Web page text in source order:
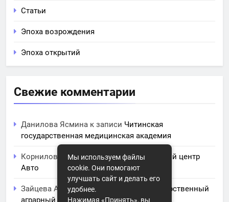
Статьи
Эпоха возрождения
Эпоха открытий
Свежие комментарии
Данилова Ясмина к записи Читинская
государственная медицинская академия
Корнилова Анитак записиЧПОУ Учебный центр
Авто
Зайцева Аринак записи
Курский государственный
аграрный университет им. И.И. Иванова
Мы используем файлы
cookie. Они помогают
улучшать сайт и делать его
удобнее.
Нажимая «Принять», вы